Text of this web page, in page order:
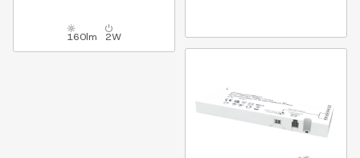
160lm 2W